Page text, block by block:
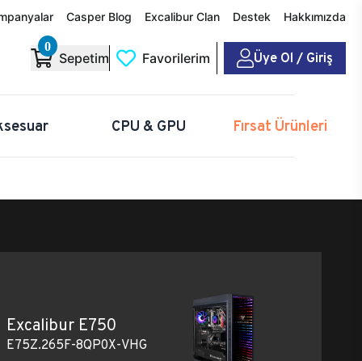
Casper Blog Excalibur Clan Destek Hakkımızda
0
Sepetim Favorilerim Üye Ol / Giriş
CPU & GPU Fırsat Ürünleri
Excalibur E750
E75Z.265F-8QP0X-VHG